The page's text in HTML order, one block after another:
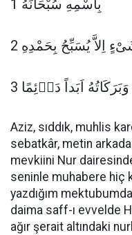
1 بِاسْمِهِ سُبْحَانَهُ
اَبَداً دَاۤئِمًا 3
Aziz, sıddık, muhlis
sebatkâr, metin
mevkiini Nur
seninle muhabere hiç
yazdığım mektubumda
daima saff-ı evvelde
ağır şerait altındaki